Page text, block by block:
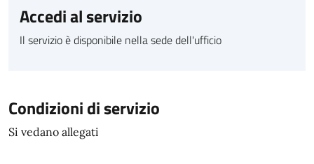
Accedi al servizio
Il servizio è disponibile nella sede dell'ufficio
Condizioni di servizio
Si vedano allegati